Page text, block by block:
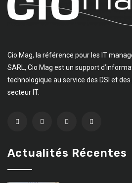
Cio Mag, la référence pour les IT
SARL, Cio Mag est un support
technologique au service des DSI et
secteur IT.
Actualités Récentes